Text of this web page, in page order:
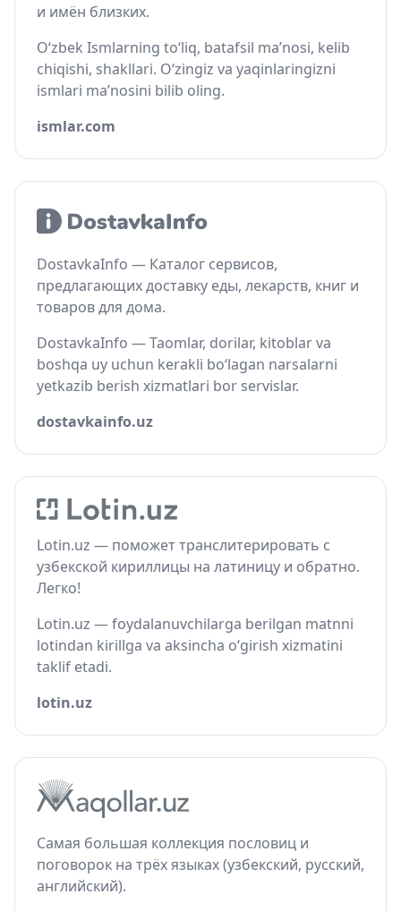
и имён близких.
O‘zbek Ismlarning to‘liq, batafsil ma’nosi, kelib
chiqishi, shakllari. O‘zingiz va yaqinlaringizni
ismlari ma’nosini bilib oling.
ismlar.com
DostavkaInfo — Каталог сервисов,
предлагающих доставку еды, лекарств, книг и
товаров для дома.
DostavkaInfo — Taomlar, dorilar, kitoblar va
boshqa uy uchun kerakli bo‘lagan narsalarni
yetkazib berish xizmatlari bor servislar.
dostavkainfo.uz
Lotin.uz — поможет транслитерировать с
узбекской кириллицы на латиницу и обратно.
Легко!
Lotin.uz — foydalanuvchilarga berilgan matnni
lotindan kirillga va aksincha o‘girish xizmatini
taklif etadi.
lotin.uz
Самая большая коллекция пословиц и
поговорок на трёх языках (узбекский, русский,
английский).